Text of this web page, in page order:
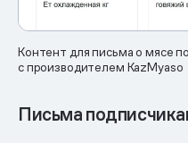
Контент для письма о мясе
с производителем KazMyaso
Письма